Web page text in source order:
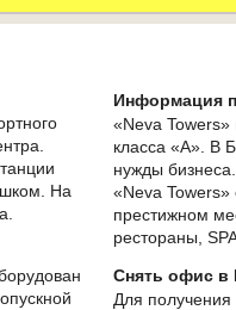
На
Информация
«Neva
класса «А». В
нужды
«Neva
престижном
рестораны,
Снять офис в
Для